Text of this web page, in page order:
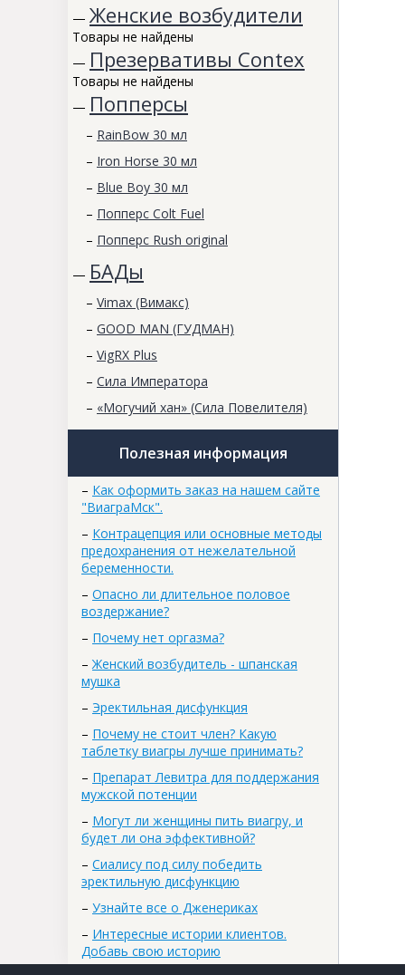
— Женские возбудители
Товары не найдены
— Презервативы Contex
Товары не найдены
— Попперсы
– RainBow 30 мл
– Iron Horse 30 мл
– Blue Boy 30 мл
– Попперс Colt Fuel
– Попперс Rush original
— БАДы
– Vimax (Вимакс)
– GOOD MAN (ГУДМАН)
– VigRX Plus
– Сила Императора
– «Могучий хан» (Сила Повелителя)
Полезная информация
– Как оформить заказ на нашем сайте
"ВиаграМск".
– Контрацепция или основные методы
предохранения от нежелательной
беременности.
– Опасно ли длительное половое
воздержание?
– Почему нет оргазма?
–Женский возбудитель - шпанская
мушка
– Эректильная дисфункция
– Почему не стоит член? Какую
таблетку виагры лучше принимать?
– Препарат Левитра для поддержания
мужской потенции
– Могут ли женщины пить виагру, и
будет ли она эффективной?
– Сиалису под силу победить
эректильную дисфункцию
– Узнайте все о Дженериках
– Интересные истории клиентов.
Добавь свою историю